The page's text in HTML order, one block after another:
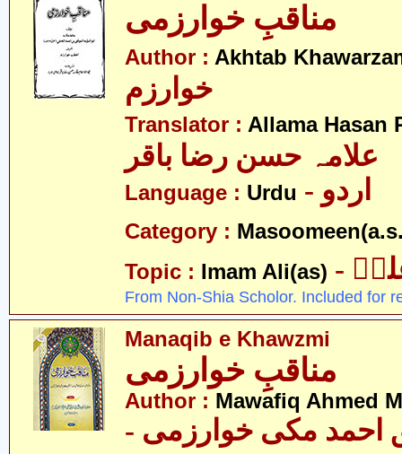
مناقبِ خوارزمی
Author : Akhtab
خوارزم
Translator : Allama Hasan
علامہ حسن رضا باقر
Language : Urdu - اردو
Category :
Topic : Imam Ali(as)
From Non-Shia Scholor. Included for
Manaqib e Khawzmi
مناقبِ خوارزمی
Author : Mawafiq Ahmed
احمد مکی خوارزمی